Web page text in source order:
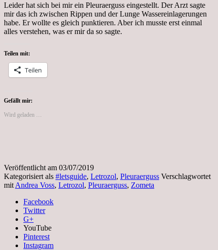
Leider hat sich bei mir ein Pleuraerguss eingestellt. Der Arzt sagte
mir das ich zwischen Rippen und der Lunge Wassereinlagerungen
habe. Er wollte es gleich punktieren. Aber ich musste erst einmal
alles verstehen, was er mir da so sagte.
Teilen mit:
Teilen
Gefällt mir:
Wird geladen …
Veröffentlicht am 03/07/2019
Kategorisiert als #letsguide, Letrozol, Pleuraerguss Verschlagwortet
mit Andrea Voss, Letrozol, Pleuraerguss, Zometa
Facebook
Twitter
G+
YouTube
Pinterest
Instagram